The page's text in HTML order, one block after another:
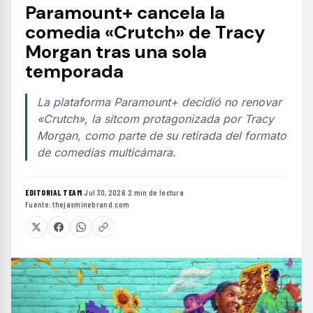
Paramount+ cancela la
comedia «Crutch» de Tracy
Morgan tras una sola
temporada
La plataforma Paramount+ decidió no renovar
«Crutch», la sitcom protagonizada por Tracy
Morgan, como parte de su retirada del formato
de comedias multicámara.
EDITORIAL TEAM·Jul 30, 2026·2 min de lectura·
Fuente:thejasminebrand.com